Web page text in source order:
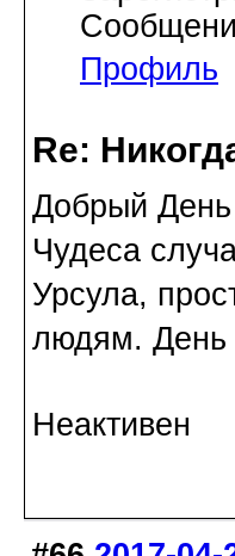
Профиль
Re:
Добрый
Чудеса
Урсула,
людям. День
Неактивен